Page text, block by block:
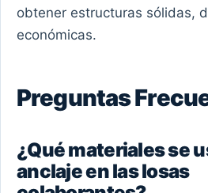
obtener estructuras sólidas,
económicas.
Preguntas
¿Qué materiales se
anclaje en las losas